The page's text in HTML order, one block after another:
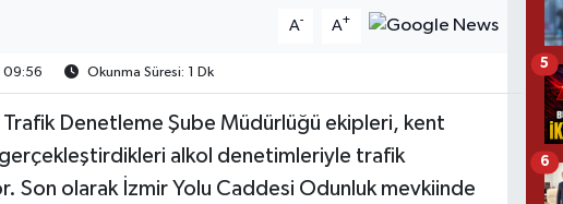
A- A+
09:56 Okunma Süresi: 1 Dk
Denetleme Şube Müdürlüğü ekipleri, kent
alkol denetimleriyle trafik
Son olarak İzmir Yolu Caddesi Odunluk mevkiinde
5
6